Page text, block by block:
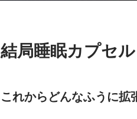
結局睡眠カプセ
これからどんなふうに拡